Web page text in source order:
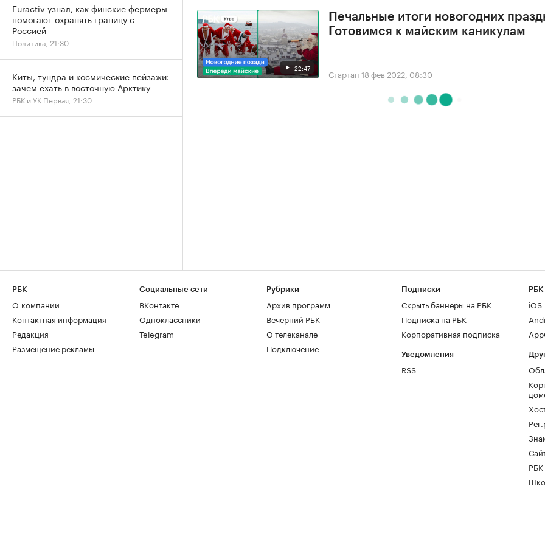
22:47
Печальные итоги новогодних
Готовимся к майским каникулам
Стартап 18 фев 2022, 08:30
Euractiv узнал, как финские фермеры
помогают охранять границу с
Россией
Политика, 21:30
Киты, тундра и космические пейзажи:
зачем ехать в восточную Арктику
РБК и УК Первая, 21:30
РБК
О компании
Контактная информация
Редакция
Размещение рекламы
Социальные сети
ВКонтакте
Одноклассники
Telegram
Рубрики
Архив программ
Вечерний РБК
О телеканале
Подключение
Подписки
Скрыть баннеры на РБК
Подписка на РБК
Корпоративная подписка
Уведомления
RSS
РБК
iOS